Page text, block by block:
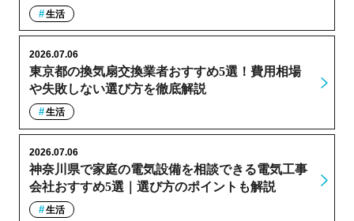
生活
東京都の換気扇交換業者おすすめ5選！費用相場
や失敗しない選び方を徹底解説
2026.07.06
生活
神奈川県で家庭の電気設備を相談できる電気工事
会社おすすめ5選｜選び方のポイントも解説
2026.07.06
生活